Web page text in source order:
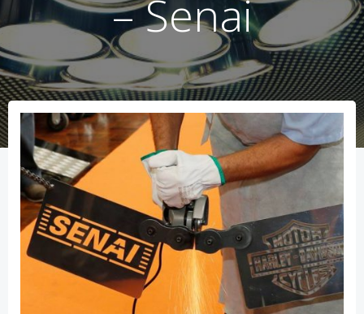
– Senai